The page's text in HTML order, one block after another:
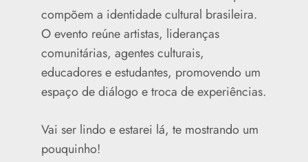
compõem a identidade cultural brasileira.
O evento reúne artistas, lideranças
comunitárias, agentes culturais,
educadores e estudantes, promovendo um
espaço de diálogo e troca de experiências.
Vai ser lindo e estarei lá, te mostrando um
pouquinho!